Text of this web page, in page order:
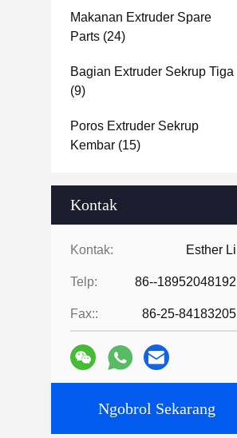
Makanan Extruder Spare
Parts (24)
Bagian Extruder Sekrup Tiga
(9)
Poros Extruder Sekrup
Kembar (15)
Kontak
Kontak: Esther Li
Telp: 86--18952048192
Fax:: 86-25-84183205
Ngobrol Sekarang